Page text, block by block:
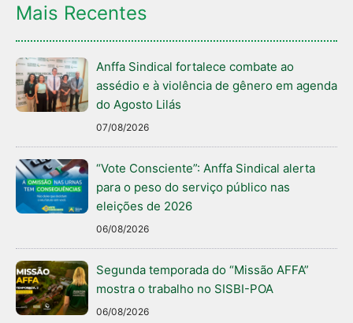
Mais Recentes
Anffa Sindical fortalece combate ao
assédio e à violência de gênero em agenda
do Agosto Lilás
07/08/2026
“Vote Consciente”: Anffa Sindical alerta
para o peso do serviço público nas
eleições de 2026
06/08/2026
Segunda temporada do “Missão AFFA”
mostra o trabalho no SISBI-POA
06/08/2026